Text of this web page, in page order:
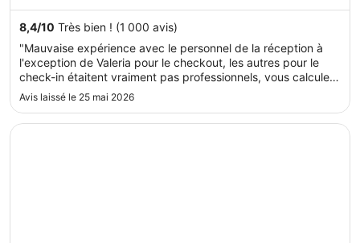
8,4/10 Très bien ! (1 000 avis)
"Mauvaise expérience avec le personnel de la réception à
l'exception de Valeria pour le checkout, les autres pour le
check-in étaitent vraiment pas professionnels, vous calcule a
peine, et en plus elles parlent entre elles de la demande faite
Avis laissé le 25 mai 2026
S’ouvre dans une nouvelle fenêtre
B&B HOTEL Bergamo City